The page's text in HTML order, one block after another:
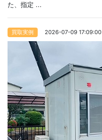
た、指定 ...
買取実例 2026-07-09 17:09:00